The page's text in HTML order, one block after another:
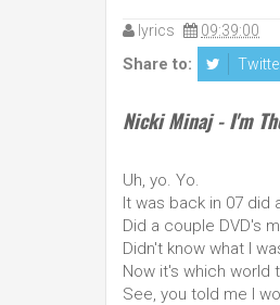
lyrics 09:39:00
Share to:
Nicki Minaj - I'm
Uh, yo. Yo.
It was back in 07 did
Did a couple DVD's
Didn't know what I
Now it's which world
See, you told me I